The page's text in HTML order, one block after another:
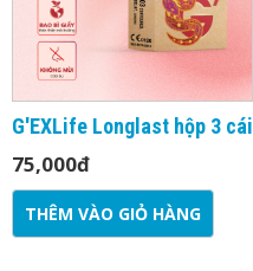
G'EXLife Longlast hộp 3 cái
75,000đ
THÊM VÀO GIỎ HÀNG